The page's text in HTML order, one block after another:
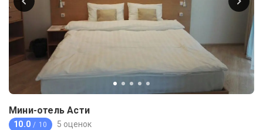
Мини-отель Асти
10.0 / 10 5 оценок